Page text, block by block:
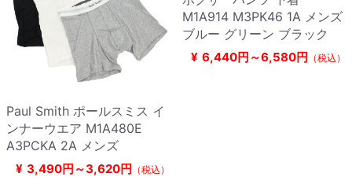
Paul Smith ポールスミス イ
ンナーウエア M1A480E
A3PCKA 2A メンズ
¥ 3,490円～3,620円 （税込）
M1A914 M3PK46 1A メンズ
ブルー グリーン ブラック
¥ 6,440円～6,580円 （税込）